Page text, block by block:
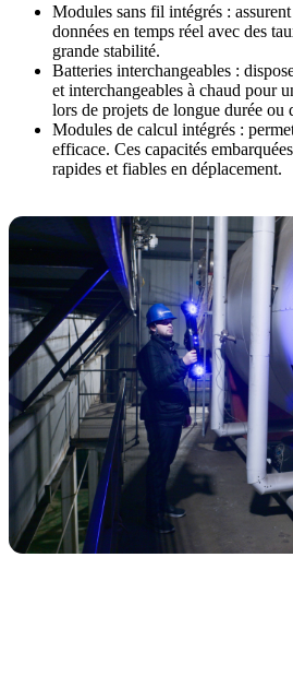
Modules sans fil intégrés :
données en temps réel avec des
grande stabilité.
Batteries interchangeables :
et interchangeables à chaud pour
lors de projets de longue durée ou
Modules de calcul intégrés :
efficace. Ces capacités
rapides et fiables en déplacement.